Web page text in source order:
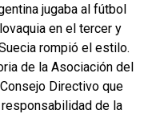
jugaba al fútbol
en el tercer y
rompió el estilo.
de la Asociación del
Directivo que
de la